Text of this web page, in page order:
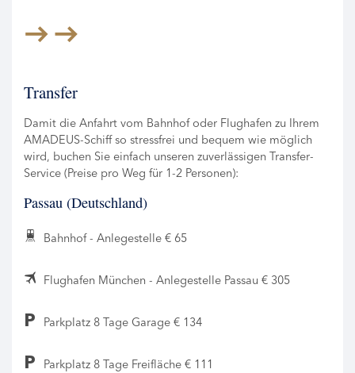
Transfer
Damit die Anfahrt vom Bahnhof oder Flughafen zu Ihrem
AMADEUS-Schiff so stressfrei und bequem wie möglich
wird, buchen Sie einfach unseren zuverlässigen Transfer-
Service (Preise pro Weg für 1-2 Personen):
Passau (Deutschland)
Bahnhof - Anlegestelle € 65
Flughafen München - Anlegestelle Passau € 305
Parkplatz 8 Tage Garage € 134
Parkplatz 8 Tage Freifläche € 111